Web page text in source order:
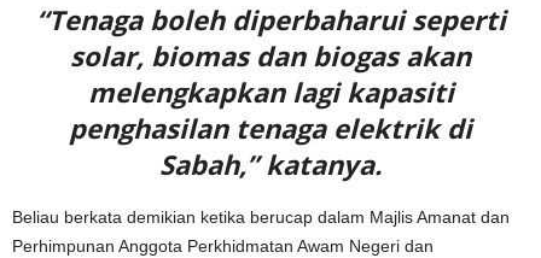
“Tenaga boleh diperbaharui seperti
solar, biomas dan biogas akan
melengkapkan lagi kapasiti
penghasilan tenaga elektrik di
Sabah,” katanya.
Beliau berkata demikian ketika berucap dalam Majlis Amanat dan
Perhimpunan Anggota Perkhidmatan Awam Negeri dan